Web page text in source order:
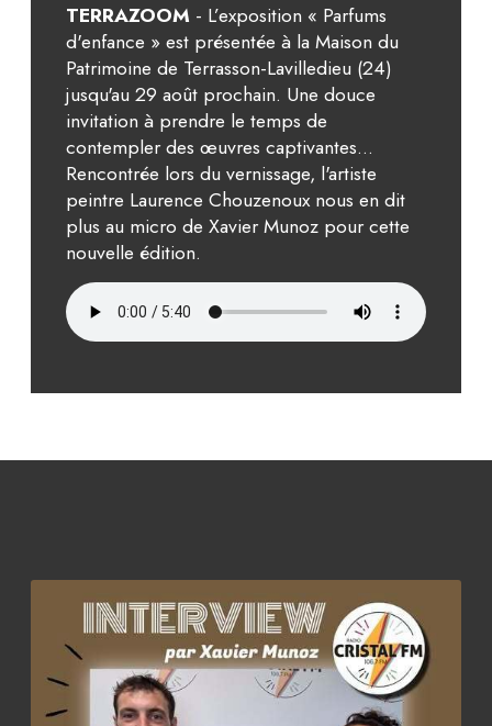
TERRAZOOM - L’exposition « Parfums
d'enfance » est présentée à la Maison du
Patrimoine de Terrasson-Lavilledieu (24)
jusqu'au 29 août prochain. Une douce
invitation à prendre le temps de
contempler des œuvres captivantes...
Rencontrée lors du vernissage, l'artiste
peintre Laurence Chouzenoux nous en dit
plus au micro de Xavier Munoz pour cette
nouvelle édition.